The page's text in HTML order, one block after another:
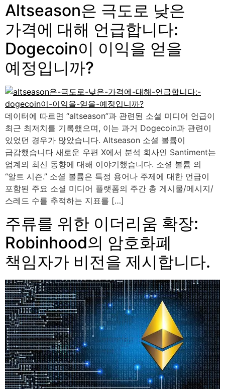
Altseason은 극도로 낮은
가격에 대해 언급합니다:
Dogecoin이 이익을 얻을
예정입니까?
데이터에 따르면 “altseason”과 관련된 소셜 미디어 언급이
최근 최저치를 기록했으며, 이는 과거 Dogecoin과 관련이
있었던 경우가 많았습니다. Altseason 소셜 볼륨이
급감했습니다 새로운 우편 X에서 분석 회사인 Santiment는
업계의 최신 동향에 대해 이야기했습니다. 소셜 볼륨 의
“알트 시즌.” 소셜 볼륨은 특정 용어나 주제에 대한 언급이
포함된 주요 소셜 미디어 플랫폼의 주간 총 게시물/메시지/
스레드 수를 추적하는 지표를 […]
주류를 위한 이더리움 확장:
Robinhood의 암호화폐
책임자가 비전을 제시합니다.